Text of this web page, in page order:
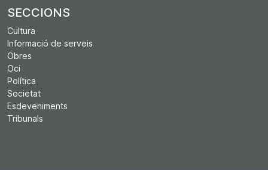
SECCIONS
Cultura
Informació de serveis
Obres
Oci
Política
Societat
Esdeveniments
Tribunals